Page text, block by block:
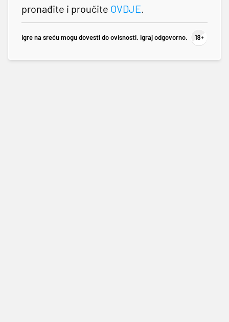
pronađite i proučite OVDJE.
Igre na sreću mogu dovesti do ovisnosti. Igraj odgovorno.